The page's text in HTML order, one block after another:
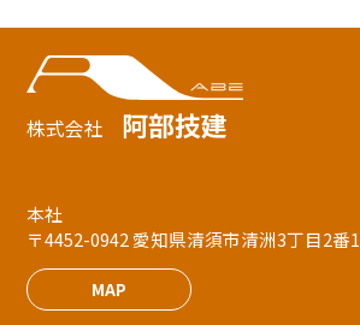
株式会社 阿部技建
本社
〒4452-0942 愛知県清須市清洲3丁目2番1
MAP